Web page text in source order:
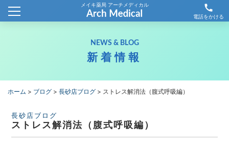
メイキ薬局 アーチメディカル call
電話をかける
ホーム
新着情報
薬局情報
採用情報
NEWS & BLOG
新着情報
ホーム > ブログ > 長砂店ブログ > ストレス解消法（腹式呼吸編）
長砂店ブログ
ストレス解消法（腹式呼吸編）